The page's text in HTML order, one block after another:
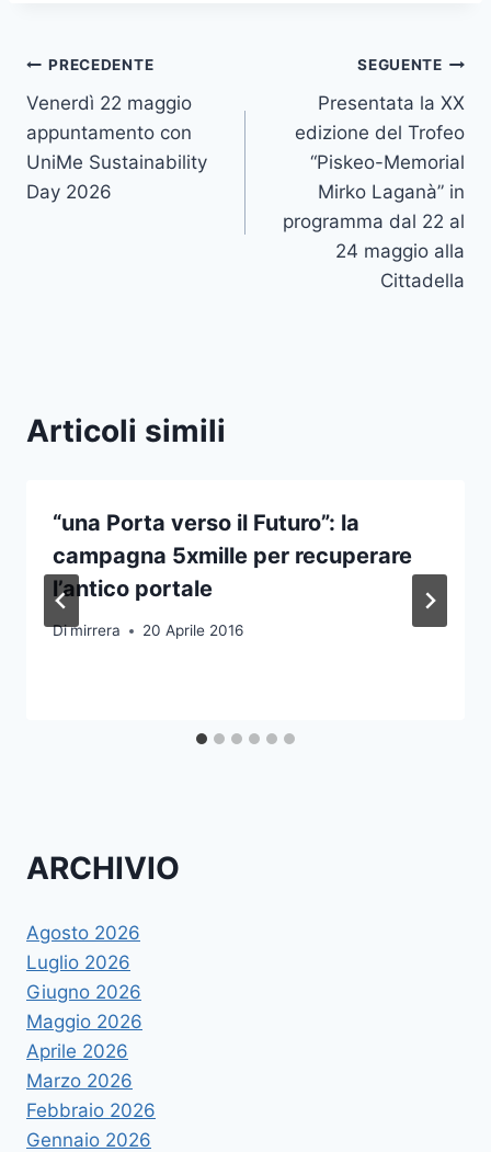
Navigazione
articoli
PRECEDENTE
Venerdì 22 maggio
appuntamento con
UniMe Sustainability
Day 2026
SEGUENTE
Presentata la XX
edizione del Trofeo
“Piskeo-Memorial
Mirko Laganà” in
programma dal 22 al
24 maggio alla
Cittadella
Articoli simili
“una Porta verso il Futuro”: la
campagna 5xmille per recuperare
l’antico portale
Dimirrera 20 Aprile 2016
ARCHIVIO
Agosto 2026
Luglio 2026
Giugno 2026
Maggio 2026
Aprile 2026
Marzo 2026
Febbraio 2026
Gennaio 2026